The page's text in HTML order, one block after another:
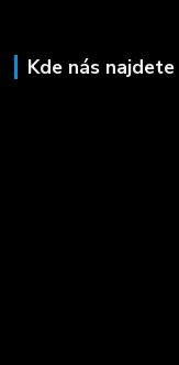
Kde nás najdete